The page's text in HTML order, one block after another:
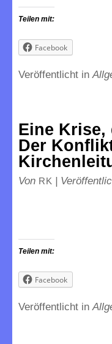
Teilen mit:
Facebook
Veröffentlicht in
Eine Krise,
Der
Von RK |
Teilen mit:
Facebook
Veröffentlicht in